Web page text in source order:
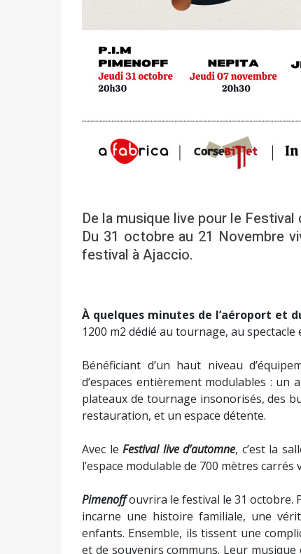
l’espace modulable de 700 mètres carrés
incarne une histoire familiale, une
enfants. Ensemble, ils tissent une
et de souvenirs communs. Leur
et de mélodies puissantes qui touchent
Le festival se poursuivra le 7 novembre
novateur, qui réunit Alexandre Dianiet
avec brio rap percutant et mélodies
façonne des paysages sonores
Corse, Paris et l’étranger, ils livrent des
Mila Papiprésentera une expérience
une électro élégante et des textes
marqué les esprits avec son premier
distingue par une écriture personnelle
passées en Côte d'Ivoire. En 2016,
Kovacevic, sous la direction du producteur
Orlanne Orsatelliprésentera «
Orlanne dévoile avec son premier EP
touchante. Inspirée par des artistes
entre pop électronique et chanson
solaire. Originaire de Haute-Corse,
corsins, imprégnée de la culture